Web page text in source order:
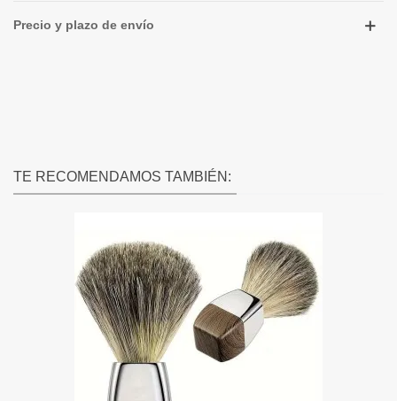
Precio y plazo de envío
TE RECOMENDAMOS TAMBIÉN: